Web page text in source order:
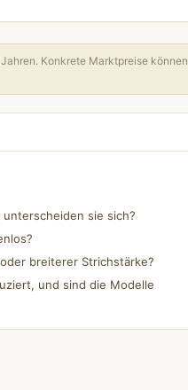
Konkrete Marktpreise können
sie sich?
breiterer Strichstärke?
und sind die Modelle